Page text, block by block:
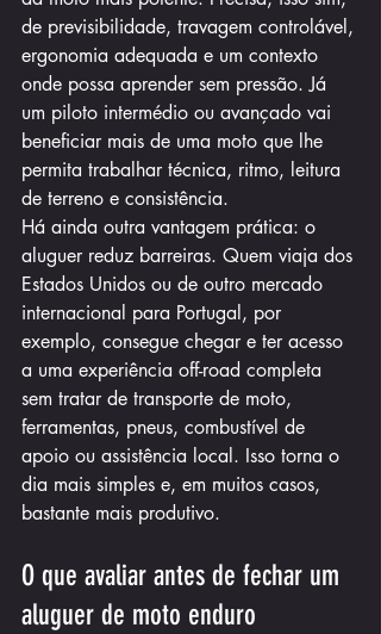
de previsibilidade, travagem controlável,
ergonomia adequada e um contexto
onde possa aprender sem pressão. Já
um piloto intermédio ou avançado vai
beneficiar mais de uma moto que lhe
permita trabalhar técnica, ritmo, leitura
de terreno e consistência.
Há ainda outra vantagem prática: o
aluguer reduz barreiras. Quem viaja dos
Estados Unidos ou de outro mercado
internacional para Portugal, por
exemplo, consegue chegar e ter acesso
a uma experiência off-road completa
sem tratar de transporte de moto,
ferramentas, pneus, combustível de
apoio ou assistência local. Isso torna o
dia mais simples e, em muitos casos,
bastante mais produtivo.
O que avaliar antes de fechar um
aluguer de moto enduro